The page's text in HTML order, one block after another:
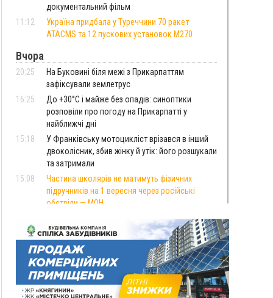
документальний фільм
11:12
Україна придбала у Туреччини 70 ракет
ATACMS та 12 пускових установок M270
Вчора
20:25
На Буковині біля межі з Прикарпаттям
зафіксували землетрус
16:25
До +30°C і майже без опадів: синоптики
розповіли про погоду на Прикарпатті у
найближчі дні
15:18
У Франківську мотоцикліст врізався в інший
двоколісник, збив жінку й утік: його розшукали
та затримали
15:08
Частина школярів не матимуть фізичних
підручників на 1 вересня через російські
обстріли — МОН
На Рогатинщині рештки тварин спалювали
просто в полі: поліція розслідує отруєння
земель
13:25
Пірс, ігровий майданчик і зона для пікніків:
оголосили тендер на 7 мільйонів на
благоустрій Німецького озера